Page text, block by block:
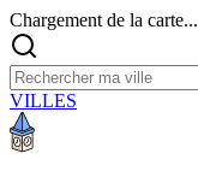
Chargement de la carte...
VILLES